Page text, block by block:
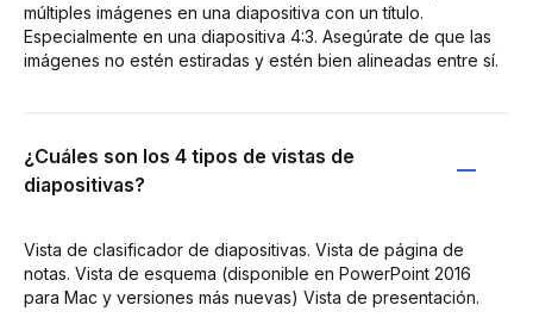
múltiples imágenes en una diapositiva con un título.
Especialmente en una diapositiva 4:3. Asegúrate de que las
imágenes no estén estiradas y estén bien alineadas entre sí.
¿Cuáles son los 4 tipos de vistas de
diapositivas?
Vista de clasificador de diapositivas. Vista de página de
notas. Vista de esquema (disponible en PowerPoint 2016
para Mac y versiones más nuevas) Vista de presentación.